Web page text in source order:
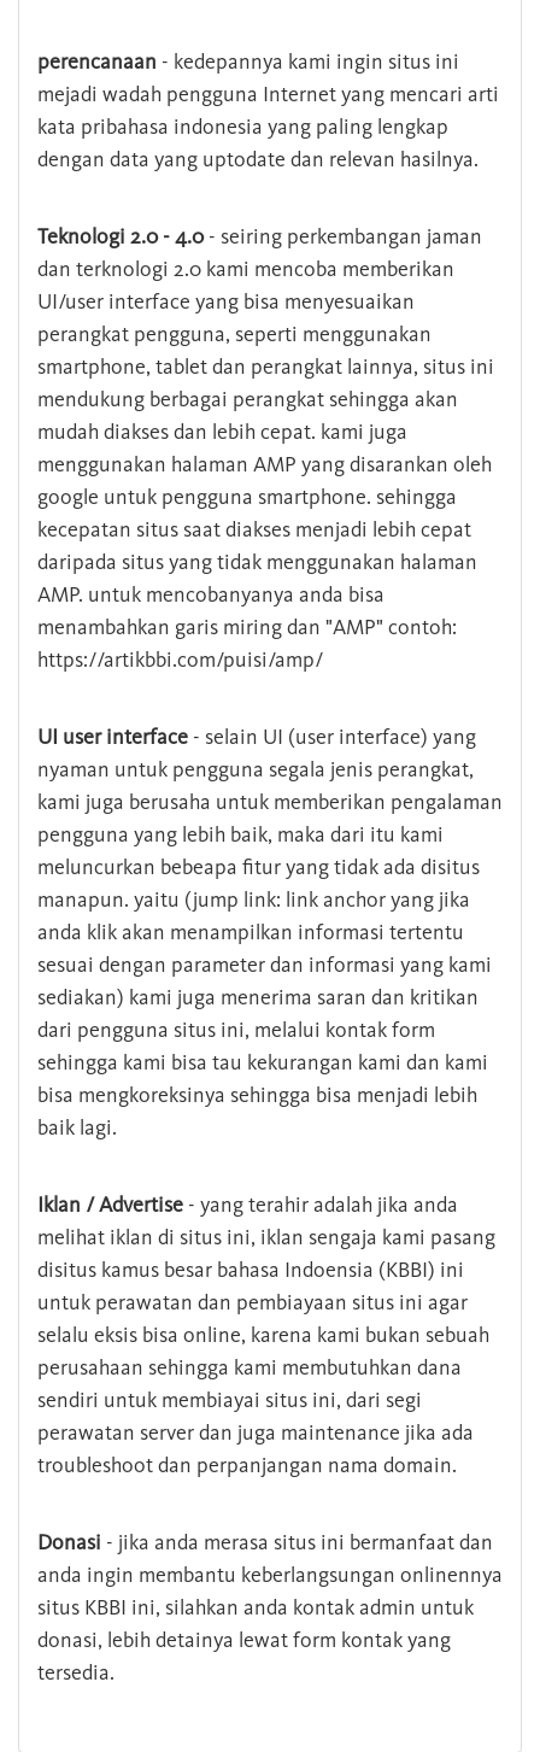
perencanaan - kedepannya kami ingin situs ini
mejadi wadah pengguna Internet yang mencari arti
kata pribahasa indonesia yang paling lengkap
dengan data yang uptodate dan relevan hasilnya.
Teknologi 2.0 - 4.0- seiring perkembangan jaman
dan terknologi 2.0 kami mencoba memberikan
UI/user interface yang bisa menyesuaikan
perangkat pengguna, seperti menggunakan
smartphone, tablet dan perangkat lainnya, situs ini
mendukung berbagai perangkat sehingga akan
mudah diakses dan lebih cepat. kami juga
menggunakan halaman AMP yang disarankan oleh
google untuk pengguna smartphone. sehingga
kecepatan situs saat diakses menjadi lebih cepat
daripada situs yang tidak menggunakan halaman
AMP. untuk mencobanyanya anda bisa
menambahkan garis miring dan "AMP" contoh:
https://artikbbi.com/puisi/amp/
UI user interface - selain UI (user interface) yang
nyaman untuk pengguna segala jenis perangkat,
kami juga berusaha untuk memberikan pengalaman
pengguna yang lebih baik, maka dari itu kami
meluncurkan bebeapa fitur yang tidak ada disitus
manapun. yaitu (jump link: link anchor yang jika
anda klik akan menampilkan informasi tertentu
sesuai dengan parameter dan informasi yang kami
sediakan) kami juga menerima saran dan kritikan
dari pengguna situs ini, melalui kontak form
sehingga kami bisa tau kekurangan kami dan kami
bisa mengkoreksinya sehingga bisa menjadi lebih
baik lagi.
Iklan / Advertise - yang terahir adalah jika anda
melihat iklan di situs ini, iklan sengaja kami pasang
disitus kamus besar bahasa Indoensia (KBBI) ini
untuk perawatan dan pembiayaan situs ini agar
selalu eksis bisa online, karena kami bukan sebuah
perusahaan sehingga kami membutuhkan dana
sendiri untuk membiayai situs ini, dari segi
perawatan server dan juga maintenance jika ada
troubleshoot dan perpanjangan nama domain.
Donasi - jika anda merasa situs ini bermanfaat dan
anda ingin membantu keberlangsungan onlinennya
situs KBBI ini, silahkan anda kontak admin untuk
donasi, lebih detainya lewat form kontak yang
tersedia.